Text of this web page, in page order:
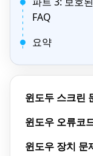
FAQ
요약
윈도두 스크린
윈도우 오류코
윈도우 장치 문